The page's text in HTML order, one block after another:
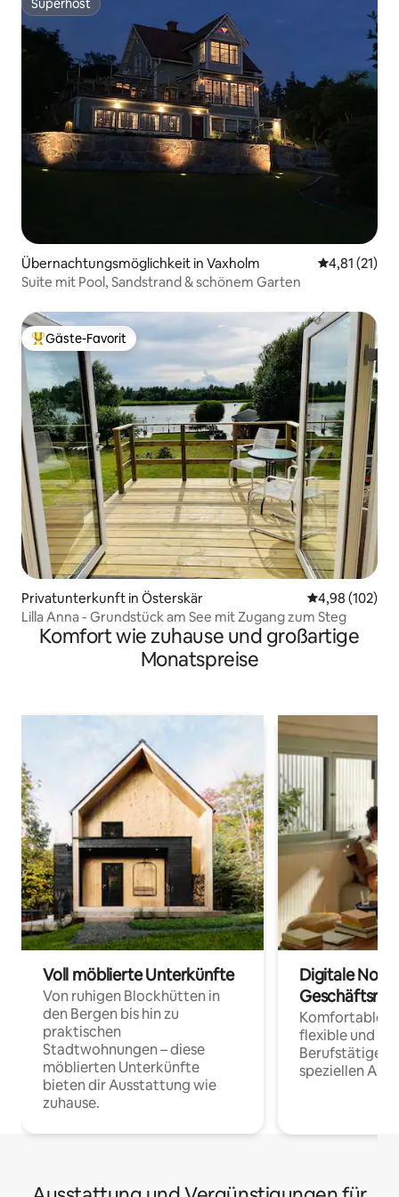
Superhost
Superhost
Übernachtungsmöglichkeit in Vaxholm
4,81 (21)
Suite mit Pool, Sandstrand & schönem Garten
Beliebter Gäste-Favorit.
Gäste-Favorit
Privatunterkunft in Österskär
4,98 (102)
Lilla Anna - Grundstück am See mit Zugang zum Steg
Komfort wie zuhause und großartige
Monatspreise
Voll möblierte Unterkünfte
Von ruhigen Blockhütten in
den Bergen bis hin zu
praktischen
Stadtwohnungen – diese
möblierten Unterkünfte
bieten dir Ausstattung wie
zuhause.
Digitale
Komfortable
flexible und
Berufstätige
speziellen